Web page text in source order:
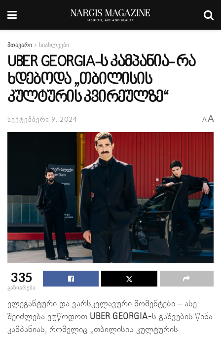
მთავარი სიახლეები
UBER GEORGIA-ს კამპანია- რა
ხდებოდა „თბილისის
კულტურის კვირეულზე“
სექტემბერი 9, 2024 A A
335
გაზიარება
ელეგანტური და ვარსკვლავური მომენტები – ასე
შეიძლება ვუწოდოთ UBER GEORGIA-ს გაშვების წინა
კამპანიას, რომელიც „თბილისის კულტურის